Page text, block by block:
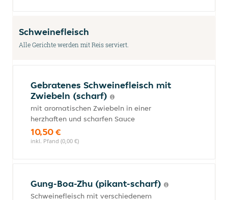
Schweinefleisch
Alle Gerichte werden mit Reis serviert.
Gebratenes Schweinefleisch mit
Zwiebeln (scharf)
mit aromatischen Zwiebeln in einer
herzhaften und scharfen Sauce
10,50 €
inkl. Pfand (0,00 €)
Gung-Boa-Zhu (pikant-scharf)
Schweinefleisch mit verschiedenem